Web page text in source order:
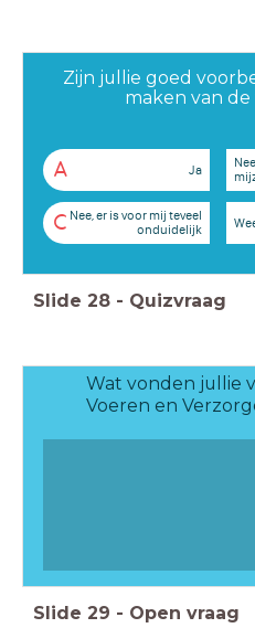
Zijn jullie goed
maken van de
A Ja
C Nee, er is voor mij teveel
onduidelijk
Slide 28 - Quizvraag
Wat vonden jullie
Voeren en
Slide 29 - Open vraag